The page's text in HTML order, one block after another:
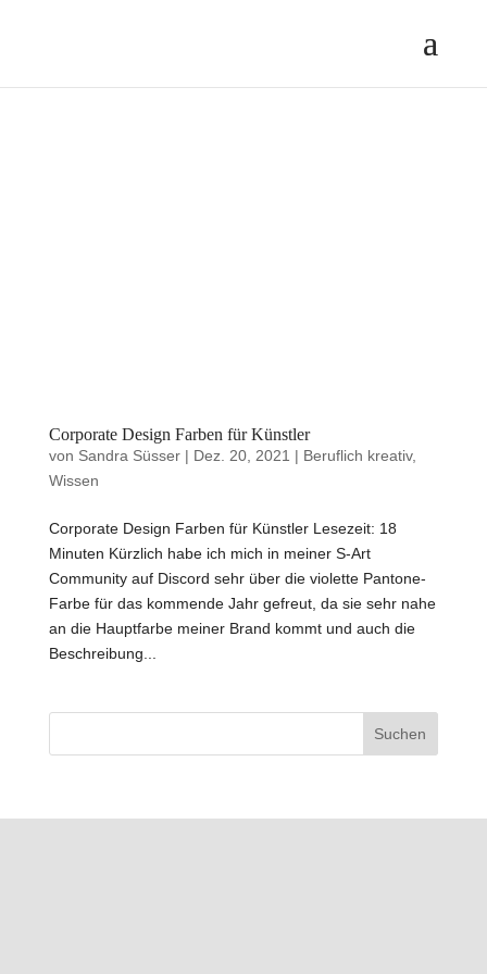
Corporate Design Farben für Künstler
von Sandra Süsser| Dez. 20, 2021 | Beruflich kreativ,
Wissen
Corporate Design Farben für Künstler Lesezeit: 18
Minuten Kürzlich habe ich mich in meiner S-Art
Community auf Discord sehr über die violette Pantone-
Farbe für das kommende Jahr gefreut, da sie sehr nahe
an die Hauptfarbe meiner Brand kommt und auch die
Beschreibung...